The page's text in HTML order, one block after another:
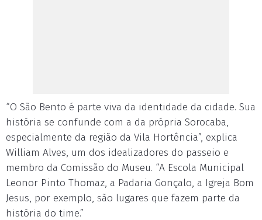
“O São Bento é parte viva da identidade da cidade. Sua
história se confunde com a da própria Sorocaba,
especialmente da região da Vila Hortência”, explica
William Alves, um dos idealizadores do passeio e
membro da Comissão do Museu. “A Escola Municipal
Leonor Pinto Thomaz, a Padaria Gonçalo, a Igreja Bom
Jesus, por exemplo, são lugares que fazem parte da
história do time.”